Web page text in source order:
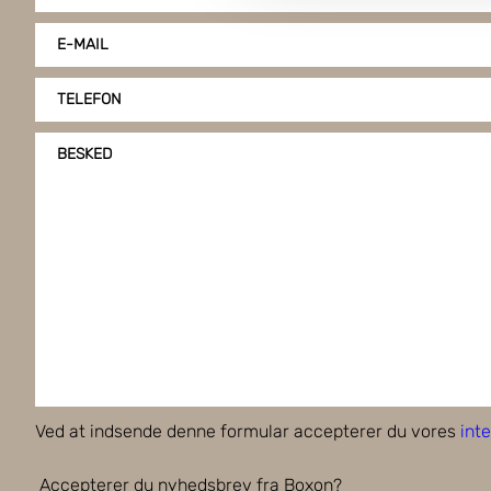
klike på "Tilpas".
E-MAIL
TELEFON
BESKED
Ved at indsende denne formular accepterer du vores
Accepterer du nyhedsbrev fra Boxon?